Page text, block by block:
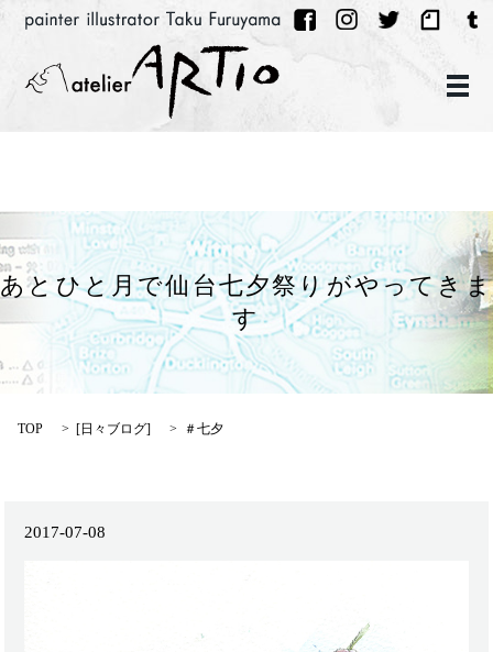
メ
あとひと月で仙台七夕祭りがやってきま
す
TOP [日々ブログ] ＃七夕
2017-07-08